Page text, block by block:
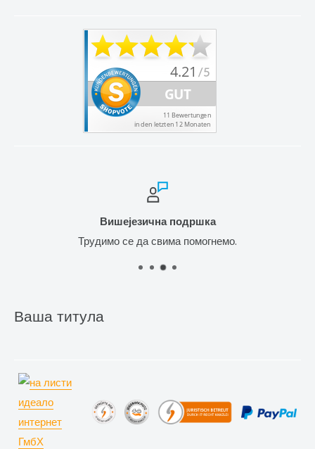
Вишејезична подршка
Трудимо се да свима помогнемо.
Ваша титула